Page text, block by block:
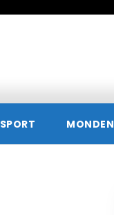
SPORT MONDEN